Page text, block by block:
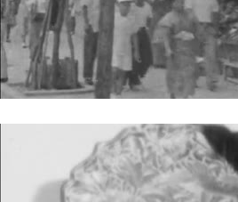
FORMULÁRIO